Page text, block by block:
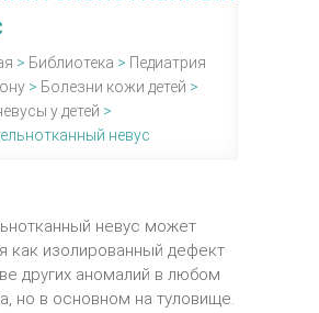
> Библиотека > Педиатрия
> Болезни кожи детей >
у детей >
невус
невус может
как изолированный дефект
других аномалий в любом
но в основном на туловище.